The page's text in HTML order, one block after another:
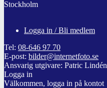
Stockholm
Logga in / Bli medlem
Tel: 08-646 97 70
E-post: bilder@internetfoto.se
Ansvarig utgivare: Patric Lindén
Logga in
Välkommen, logga in på kontot